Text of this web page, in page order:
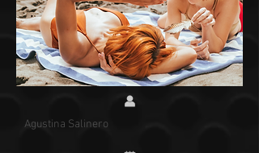
Agustina Salinero